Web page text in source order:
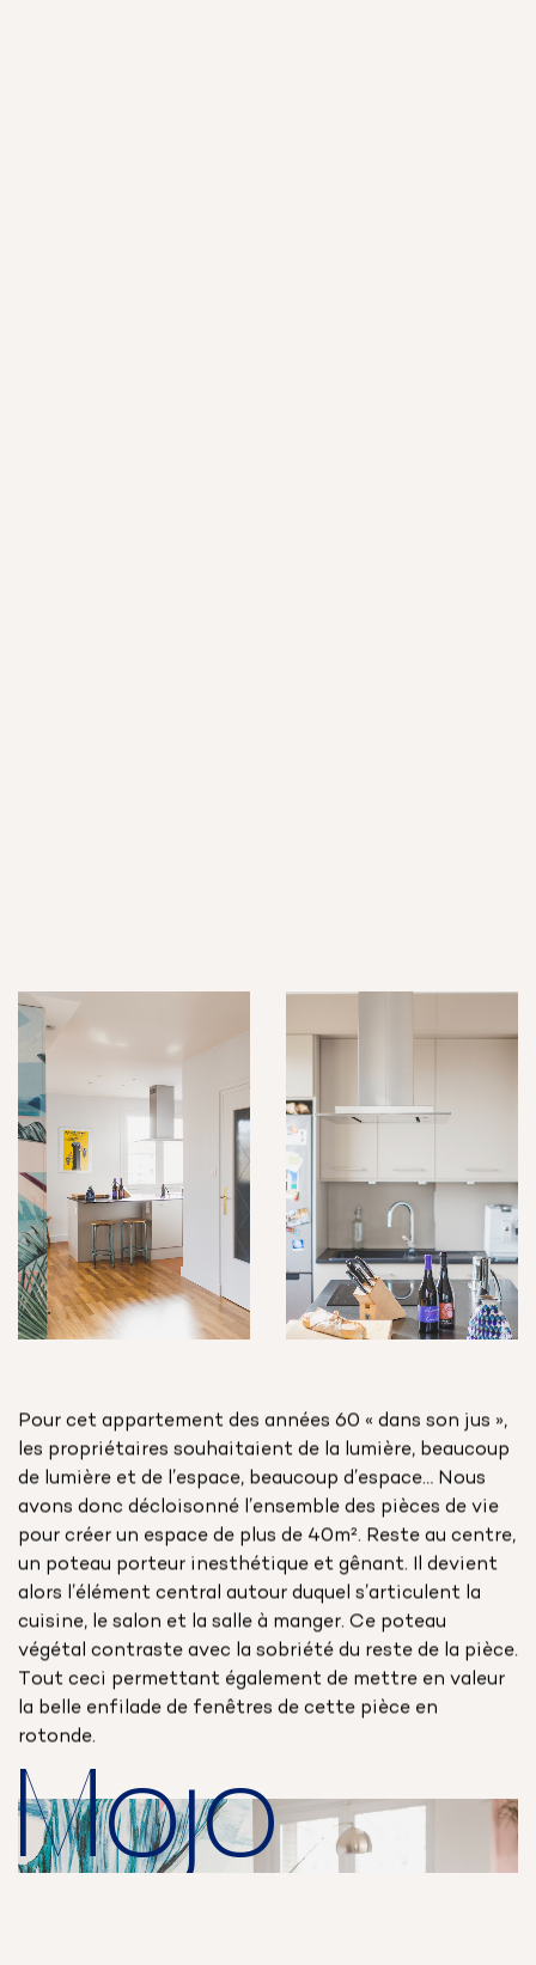
Pour cet appartement des années 60 « dans son jus »,
les propriétaires souhaitaient de la lumière, beaucoup
de lumière et de l’espace, beaucoup d’espace… Nous
avons donc décloisonné l’ensemble des pièces de vie
pour créer un espace de plus de 40m². Reste au centre,
un poteau porteur inesthétique et gênant. Il devient
alors l’élément central autour duquel s’articulent la
cuisine, le salon et la salle à manger. Ce poteau
végétal contraste avec la sobriété du reste de la pièce.
Tout ceci permettant également de mettre en valeur
la belle enfilade de fenêtres de cette pièce en
rotonde.
Mojo
Nous utilisons des cookies pour le bon fonctionnement du
site, en continuant vous en acceptez l’utilisation.
En savoir